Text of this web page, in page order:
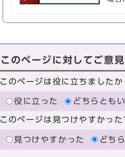
このページに対してご意
このページは役に立ちましたか
役に立った どちらとも
このページは見つけやすかった
見つけやすかった どち